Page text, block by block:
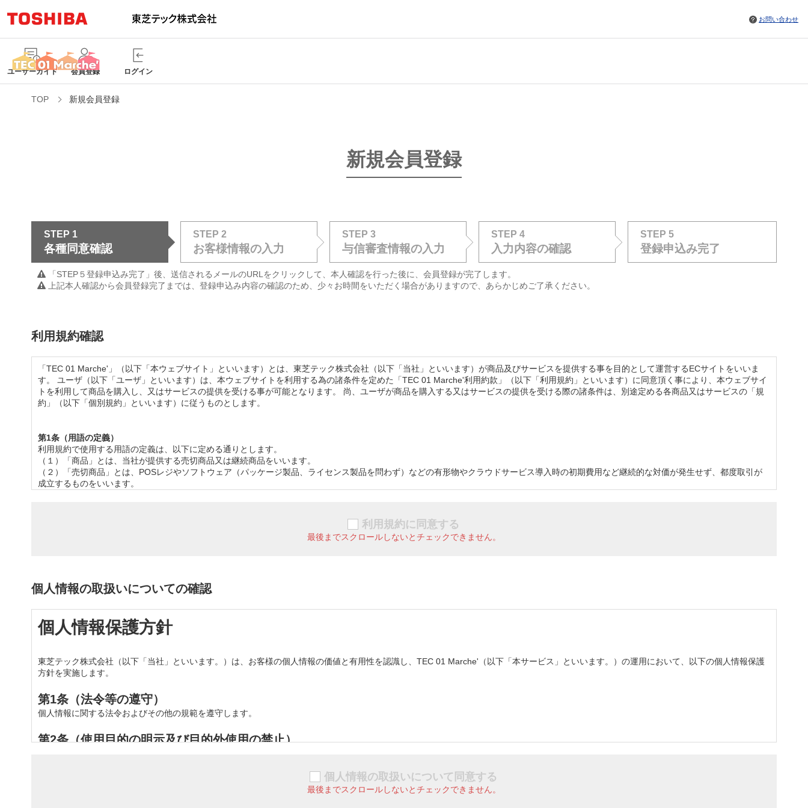
お問い合わせ
ユーザーガイド 会員登録 ログイン
TOP 新規会員登録
新規会員登録
STEP 1
各種同意確認
STEP 2
お客様情報の入力
STEP 3
与信審査情報の入力
STEP 4
入力内容の確認
STEP 5
登録申込み完了
「STEP５登録申込み完了」後、送信されるメールのURLをクリックして、本人確認を行った後に、会員登録が完了します。
上記本人確認から会員登録完了までは、登録申込み内容の確認のため、少々お時間をいただく場合がありますので、あらかじめご了承ください。
利用規約確認
「TEC 01 Marche'」（以下「本ウェブサイト」といいます）とは、東芝テック株式会社（以下「当社」といいます）が商品及びサービスを提供する事を目的として運営するECサイトをいいま
す。 ユーザ（以下「ユーザ」といいます）は、本ウェブサイトを利用する為の諸条件を定めた「TEC 01 Marche'利用約款」（以下「利用規約」といいます）に同意頂く事により、本ウェブサイ
トを利用して商品を購入し、又はサービスの提供を受ける事が可能となります。 尚、ユーザが商品を購入する又はサービスの提供を受ける際の諸条件は、別途定める各商品又はサービスの「規
約」（以下「個別規約」といいます）に従うものとします。
第1条（用語の定義）
利用規約で使用する用語の定義は、以下に定める通りとします。
（１）「商品」とは、当社が提供する売切商品又は継続商品をいいます。
（２）「売切商品」とは、POSレジやソフトウェア（パッケージ製品、ライセンス製品を問わず）などの有形物やクラウドサービス導入時の初期費用など継続的な対価が発生せず、都度取引が
成立するものをいいます。
（５）「ユーザアカウント」とは、本ウェブサイトにて発行されるログインIDなどのアクセス認証に使用される固有の識別子の事をいいます。
（６）「ユーザパスワード」とは、アカウントの確認の際に必要となるアクセス認証に使用される固有の識別子の事をいいます。
第2条（利用規約の改定）
ユーザは、定期的に利用規約の最新の内容を確認する義務を負うものとします。
ユーザは、本ウェブサイトの利用に関してユーザから当社が取得するユーザに関する情報については、別途当社が定める「TEC 01 Marche' プライバシーポリシー」の内容に同意し、本ウェブサ
イトを利用するものとします。
第4条（提供区域）
本ウェブサイトで取り扱われる商品の販売及び提供が可能な地域は、日本国内に限定されるものとします。
利用規約に同意する
最後までスクロールしないとチェックできません。
個人情報の取扱いについての確認
個人情報保護方針
東芝テック株式会社（以下「当社」といいます。）は、お客様の個人情報の価値と有用性を認識し、TEC 01 Marche'（以下「本サービス」といいます。）の運用において、以下の個人情報保護
方針を実施します。
第1条（法令等の遵守）
個人情報に関する法令およびその他の規範を遵守します。
第2条（使用目的の明示及び目的外使用の禁止）
個人情報の取扱いについて同意する
最後までスクロールしないとチェックできません。